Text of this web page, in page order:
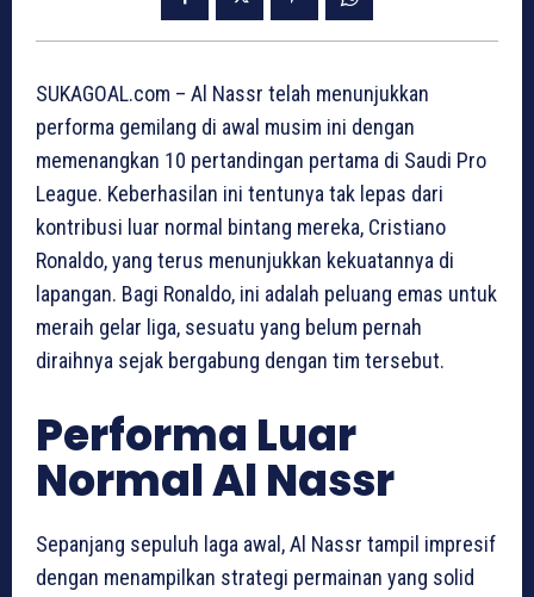
SUKAGOAL.com – Al Nassr telah menunjukkan
performa gemilang di awal musim ini dengan
memenangkan 10 pertandingan pertama di Saudi Pro
League. Keberhasilan ini tentunya tak lepas dari
kontribusi luar normal bintang mereka, Cristiano
Ronaldo, yang terus menunjukkan kekuatannya di
lapangan. Bagi Ronaldo, ini adalah peluang emas untuk
meraih gelar liga, sesuatu yang belum pernah
diraihnya sejak bergabung dengan tim tersebut.
Performa Luar
Normal Al Nassr
Sepanjang sepuluh laga awal, Al Nassr tampil impresif
dengan menampilkan strategi permainan yang solid